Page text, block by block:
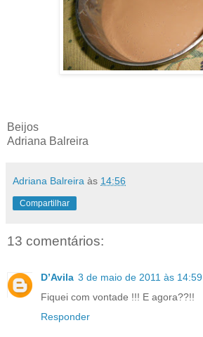
Beijos
Adriana Balreira
Adriana Balreira às 14:56
Compartilhar
13 comentários:
D’Avila 3 de maio de 2011 às 14:59
Fiquei com vontade !!! E agora??!!
Responder